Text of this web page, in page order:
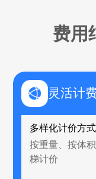
费用
灵活计
多样化计价方式
按重量、按体
梯计价